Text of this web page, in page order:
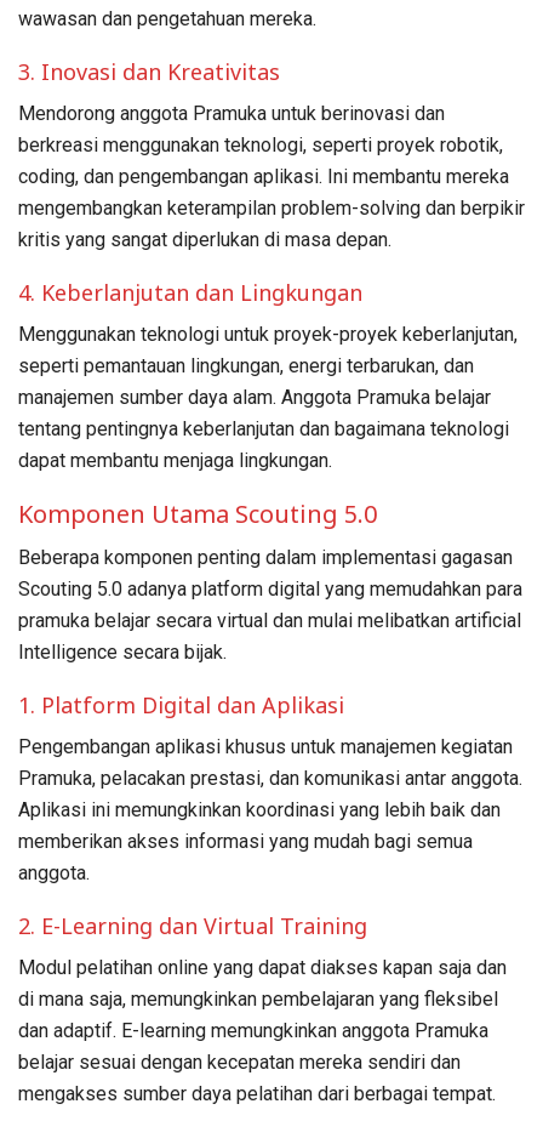
wawasan dan pengetahuan mereka.
3. Inovasi dan Kreativitas
Mendorong anggota Pramuka untuk berinovasi dan
berkreasi menggunakan teknologi, seperti proyek robotik,
coding, dan pengembangan aplikasi. Ini membantu mereka
mengembangkan keterampilan problem-solving dan berpikir
kritis yang sangat diperlukan di masa depan.
4. Keberlanjutan dan Lingkungan
Menggunakan teknologi untuk proyek-proyek keberlanjutan,
seperti pemantauan lingkungan, energi terbarukan, dan
manajemen sumber daya alam. Anggota Pramuka belajar
tentang pentingnya keberlanjutan dan bagaimana teknologi
dapat membantu menjaga lingkungan.
Komponen Utama Scouting 5.0
Beberapa komponen penting dalam implementasi gagasan
Scouting 5.0 adanya platform digital yang memudahkan para
pramuka belajar secara virtual dan mulai melibatkan artificial
Intelligence secara bijak.
1. Platform Digital dan Aplikasi
Pengembangan aplikasi khusus untuk manajemen kegiatan
Pramuka, pelacakan prestasi, dan komunikasi antar anggota.
Aplikasi ini memungkinkan koordinasi yang lebih baik dan
memberikan akses informasi yang mudah bagi semua
anggota.
2. E-Learning dan Virtual Training
Modul pelatihan online yang dapat diakses kapan saja dan
di mana saja, memungkinkan pembelajaran yang fleksibel
dan adaptif. E-learning memungkinkan anggota Pramuka
belajar sesuai dengan kecepatan mereka sendiri dan
mengakses sumber daya pelatihan dari berbagai tempat.